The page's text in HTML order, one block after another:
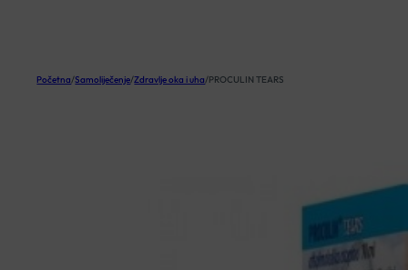
Početna/Samoliječenje/Zdravlje oka i uha/PROCULIN TEARS